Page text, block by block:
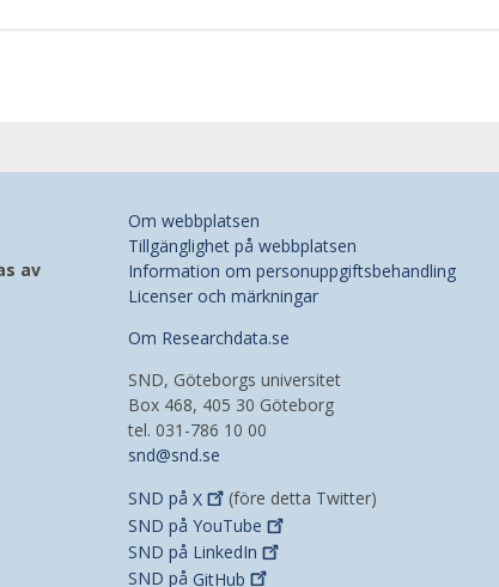
av
Om webbplatsen
Tillgänglighet på webbplatsen
Information om personuppgiftsbehandling
Licenser och märkningar
Om Researchdata.se
SND, Göteborgs universitet
Box 468, 405 30 Göteborg
tel. 031-786 10 00
snd@snd.se
SND på X
(före detta Twitter)
SND på YouTube
SND på LinkedIn
SND på GitHub